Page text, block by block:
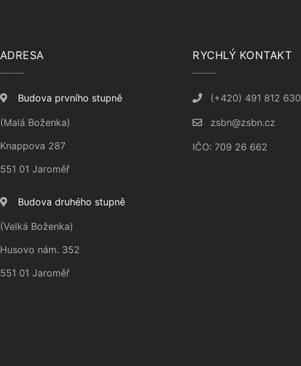
ADRESA
Budova prvního stupně
(Malá Boženka)
Knappova 287
551 01 Jaroměř
Budova druhého stupně
(Velká Boženka)
Husovo nám. 352
551 01 Jaroměř
RYCHLÝ KONTAKT
(+420) 491 812 630
zsbn@zsbn.cz
IČO: 709 26 662